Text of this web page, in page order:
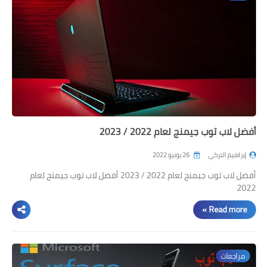
أفضل لاب توب جيمنج لعام 2022 / 2023
إبراهيم التركي
أفضل لاب توب جيمنج لعام 2022 / 2023 أفضل لاب توب جيمنج لعام
2022
Read more »
مراجعات